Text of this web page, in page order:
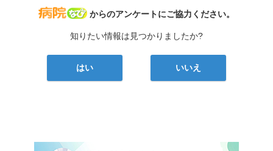
病院なび
からのアンケートにご協力ください。
知りたい情報は見つかりましたか?
はい いいえ